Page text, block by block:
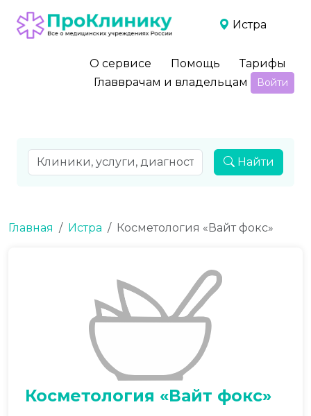
Истра
О сервисе Помощь
Тарифы
Главврачам и владельцам
Войти
Найти
Главная Истра Косметология «Вайт фокс»
Косметология «Вайт фокс»